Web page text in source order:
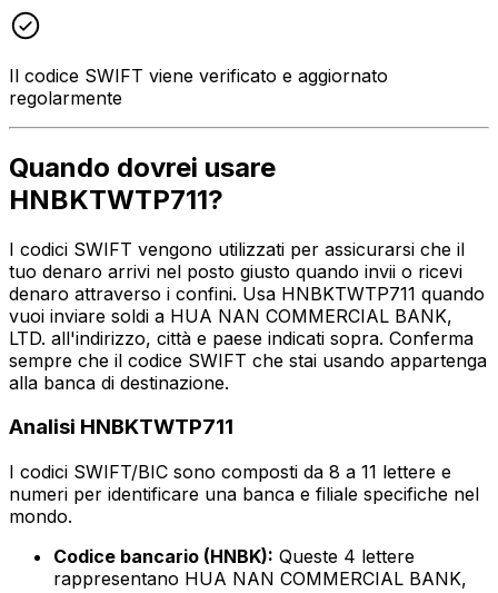
Il codice SWIFT viene verificato e aggiornato
regolarmente
Quando dovrei usare
HNBKTWTP711?
I codici SWIFT vengono utilizzati per assicurarsi che il
tuo denaro arrivi nel posto giusto quando invii o ricevi
denaro attraverso i confini. Usa HNBKTWTP711 quando
vuoi inviare soldi a HUA NAN COMMERCIAL BANK,
LTD. all'indirizzo, città e paese indicati sopra. Conferma
sempre che il codice SWIFT che stai usando appartenga
alla banca di destinazione.
Analisi HNBKTWTP711
I codici SWIFT/BIC sono composti da 8 a 11 lettere e
numeri per identificare una banca e filiale specifiche nel
mondo.
Codice bancario (HNBK): Queste 4 lettere
rappresentano HUA NAN COMMERCIAL BANK,